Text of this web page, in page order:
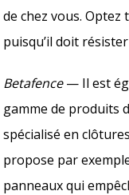
de chez vous.
puisqu’il doit
Betafence— Il est
gamme de produits
spécialisé en
propose par
panneaux qui